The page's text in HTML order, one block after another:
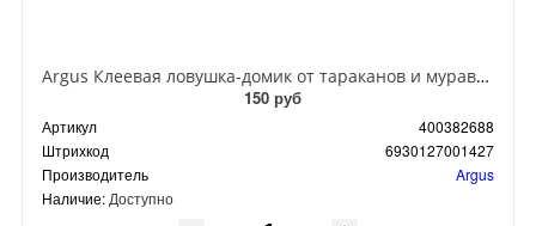
Argus Клеевая ловушка-домик от тараканов и муравьев
150 руб
Артикул
400382688
Штрихкод
6930127001427
Производитель
Argus
Наличие: Доступно